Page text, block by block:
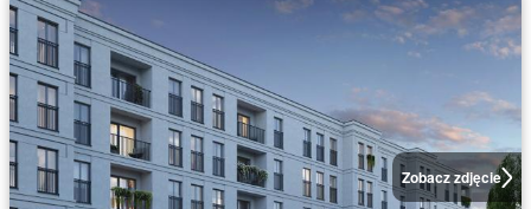
Zobacz zdjęcie